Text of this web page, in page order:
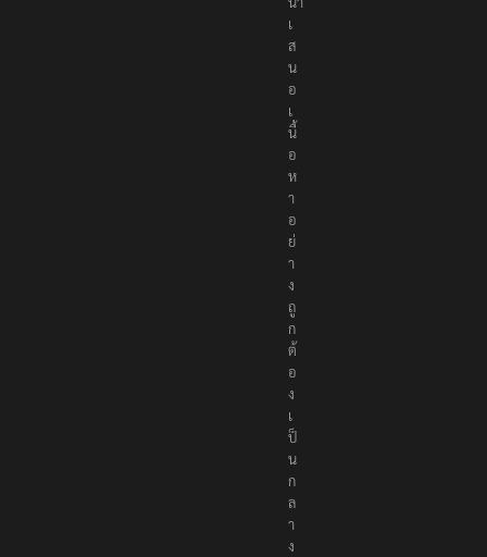
เ
ส
น
อ
เ
นื้
อ
ห
า
อ
ย่
า
ง
ถู
ก
ต้
อ
ง
เ
ป็
น
ก
ล
า
ง